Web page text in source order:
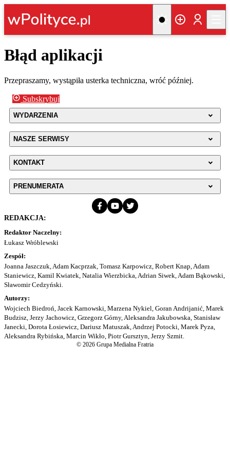
Błąd aplikacji
Przepraszamy, wystąpiła usterka techniczna, wróć później.
Subskrybuj
WYDARZENIA
NASZE SERWISY
KONTAKT
PRENUMERATA
REDAKCJA:
Redaktor Naczelny:
Łukasz Wróblewski
Zespół:
Joanna Jaszczuk, Adam Kacprzak, Tomasz Karpowicz, Robert Knap, Adam
Staniewicz, Kamil Kwiatek, Natalia Wierzbicka, Adrian Siwek, Adam Bąkowski,
Sławomir Cedzyński.
Autorzy:
Wojciech Biedroń, Jacek Karnowski, Marzena Nykiel, Goran Andrijanić, Marek
Budzisz, Jerzy Jachowicz, Grzegorz Górny, Aleksandra Jakubowska, Stanisław
Janecki, Dorota Łosiewicz, Dariusz Matuszak, Andrzej Potocki, Marek Pyza,
Aleksandra Rybińska, Marcin Wikło, Piotr Gursztyn, Jerzy Szmit.
© 2026 Grupa Medialna Fratria